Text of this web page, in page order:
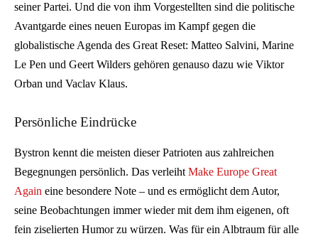
seiner Partei. Und die von ihm Vorgestellten sind die politische
Avantgarde eines neuen Europas im Kampf gegen die
globalistische Agenda des Great Reset: Matteo Salvini, Marine
Le Pen und Geert Wilders gehören genauso dazu wie Viktor
Orban und Vaclav Klaus.
Persönliche Eindrücke
Bystron kennt die meisten dieser Patrioten aus zahlreichen
Begegnungen persönlich. Das verleiht Make Europe Great
Again eine besondere Note – und es ermöglicht dem Autor,
seine Beobachtungen immer wieder mit dem ihm eigenen, oft
fein ziselierten Humor zu würzen. Was für ein Albtraum für alle